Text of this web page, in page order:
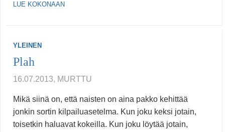
LUE KOKONAAN
YLEINEN
Plah
16.07.2013, MURTTU
Mikä siinä on, että naisten on aina pakko kehittää
jonkin sortin kilpailuasetelma. Kun joku keksi jotain,
toisetkin haluavat kokeilla. Kun joku löytää jotain,